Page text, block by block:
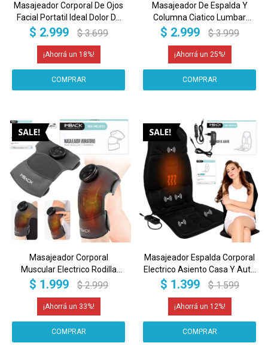
Masajeador Corporal De Ojos
Facial Portatil Ideal Dolor De
Cabeza Y Cansancio Ocular
$ 2.999 $ 3.699
18
Masajeador De Espalda Y
Columna Ciatico Lumbar
Cintura Corporal Electrico
$ 2.999 $ 3.999
25
Masajeador Corporal
Muscular Electrico Rodilla
Piernas Codo Hombro Pies
$ 1.999 $ 2.999
33
Masajeador Espalda Corporal
Electrico Asiento Casa Y Auto
Portatil Muscular Profesional
$ 1.399 $ 1.599
12